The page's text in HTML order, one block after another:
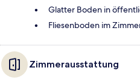
Glatter Boden in
Fliesenboden im
Zimmerausstattung